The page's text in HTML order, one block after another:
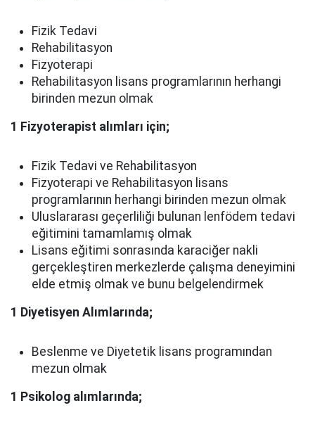
Fizik Tedavi
Rehabilitasyon
Fizyoterapi
Rehabilitasyon lisans programlarının herhangi
birinden mezun olmak
1 Fizyoterapist alımları için;
Fizik Tedavi ve Rehabilitasyon
Fizyoterapi ve Rehabilitasyon lisans
programlarının herhangi birinden mezun olmak
Uluslararası geçerliliği bulunan lenfödem tedavi
eğitimini tamamlamış olmak
Lisans eğitimi sonrasında karaciğer nakli
gerçekleştiren merkezlerde çalışma deneyimini
elde etmiş olmak ve bunu belgelendirmek
1 Diyetisyen Alımlarında;
Beslenme ve Diyetetik lisans programından
mezun olmak
1 Psikolog alımlarında;